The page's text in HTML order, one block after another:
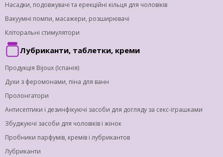
Насадки, подовжувачі та ерекційні кільця для чоловіків
Вакуумні помпи, масажери, розширювачі
Кліторальні стимулятори
Лубриканти, таблетки, креми
Продукція Bijoux (Іспанія)
Духи з феромонами, піна для ванн
Пролонгатори
Антисептики і дезинфікуючі засоби для догляду за секс-іграшками
Збуджуючі засоби для чоловіків і жінок
Пробники парфумів, кремів і лубрикантов
Лубриканти